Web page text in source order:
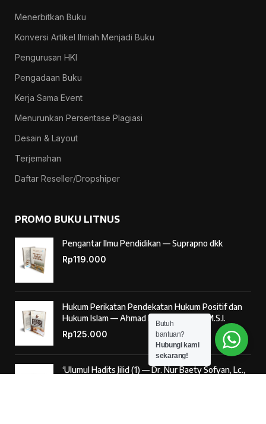
Menerbitkan Buku
Konversi Artikel Ilmiah Menjadi Buku
Pengurusan HKI
Pengadaan Buku
Kerja Sama Event
Menurunkan Persentase Plagiasi
Desain & Layout
Terjemahan
Daftar Reseller/Dropshiper
PROMO BUKU LITNUS
Pengantar Ilmu Pendidikan — Suprapno dkk
Rp119.000
Hukum Perikatan Pendekatan Hukum Positif dan
Hukum Islam — Ahmad Musadad, S.H.I., M.S.I.
Rp125.000
‘Ulumul Hadits Jilid (1) — Dr. Nur Baety Sofyan, Lc.,
Butuh
bantuan?
Hubungi kami
sekarang!